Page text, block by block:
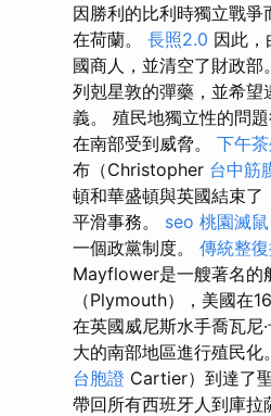
因勝利的比利時獨立戰爭
在荷蘭。 長照2.0 因此
國商人，並清空了財政部
列剋星敦的彈藥，並希望
義。 殖民地獨立性的問
在南部受到威脅。 下午
布（Christopher 台中筋
頓和華盛頓與英國結束
平滑事務。 seo 桃園滅鼠
一個政黨制度。 傳統整
Mayflower是一艘著名的
（Plymouth），美國在
在英國威尼斯水手喬瓦
大的南部地區進行殖民
台胞證 Cartier）到達了
帶回所有西班牙人到庫